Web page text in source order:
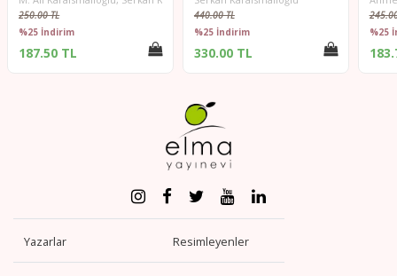
250.00 TL
%25 İndirim
187.50 TL
440.00 TL
%25 İndirim
330.00 TL
%25
Yazarlar Resimleyenler